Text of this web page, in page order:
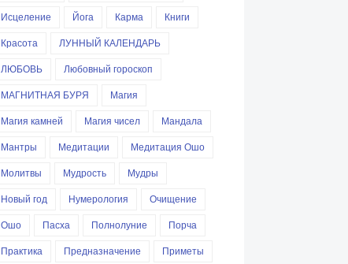
Исцеление
Йога Карма
Книги
Красота
ЛУННЫЙ КАЛЕНДАРЬ
ЛЮБОВЬ
Любовный гороскоп
МАГНИТНАЯ БУРЯ
Магия
Магия камней
Магия чисел
Мандала
Мантры
Медитации
Медитация Ошо
Молитвы
Мудрость
Мудры
Новый год
Нумерология
Очищение
Ошо
Пасха Полнолуние
Порча
Практика
Предназначение
Приметы